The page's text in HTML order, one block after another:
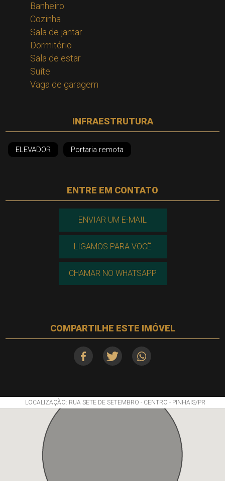
Banheiro
Cozinha
Sala de jantar
Dormitório
Sala de estar
Suíte
Vaga de garagem
INFRAESTRUTURA
ELEVADOR Portaria remota
ENTRE EM CONTATO
ENVIAR UM E-MAIL
LIGAMOS PARA VOCÊ
CHAMAR NO WHATSAPP
COMPARTILHE ESTE IMÓVEL
LOCALIZAÇÃO: RUA SETE DE SETEMBRO - CENTRO - PINHAIS/PR